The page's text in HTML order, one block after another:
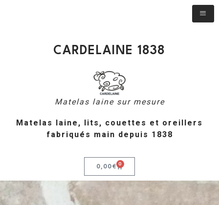
CARDELAINE 1838
Matelas laine sur mesure
Matelas laine, lits, couettes et oreillers
fabriqués main depuis 1838
0,00€ 0